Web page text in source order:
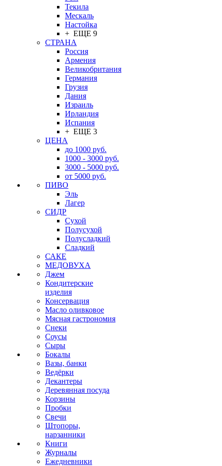
Текила
Мескаль
Настойка
+ ЕЩЕ 9
СТРАНА
Россия
Армения
Великобритания
Германия
Грузия
Дания
Израиль
Ирландия
Испания
+ ЕЩЕ 3
ЦЕНА
до 1000 руб.
1000 - 3000 руб.
3000 - 5000 руб.
от 5000 руб.
ПИВО
Эль
Лагер
СИДР
Сухой
Полусухой
Полусладкий
Сладкий
САКЕ
МЕДОВУХА
Джем
Кондитерские
изделия
Консервация
Масло оливковое
Мясная гастрономия
Снеки
Соусы
Сыры
Бокалы
Вазы, банки
Ведёрки
Декантеры
Деревянная посуда
Корзины
Пробки
Свечи
Штопоры,
нарзанники
Книги
Журналы
Ежедневники